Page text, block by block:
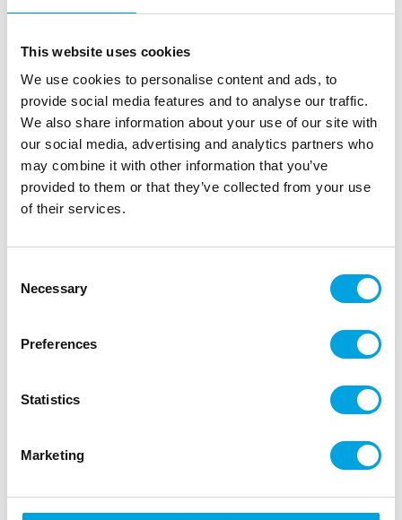
This website uses cookies
We use cookies to personalise content and ads, to
provide social media features and to analyse our traffic.
We also share information about your use of our site with
our social media, advertising and analytics partners who
may combine it with other information that you’ve
provided to them or that they’ve collected from your use
of their services.
Selection
Necessary
Preferences
Statistics
Marketing
Mukit, valkoinen kultareunalla
Tuotetunnus (SKU): KPP30-008-EU2 |
Tuotemerkki: PARTYDECO
Kuvaus
väri valkoinen
mukit kylmille juomille